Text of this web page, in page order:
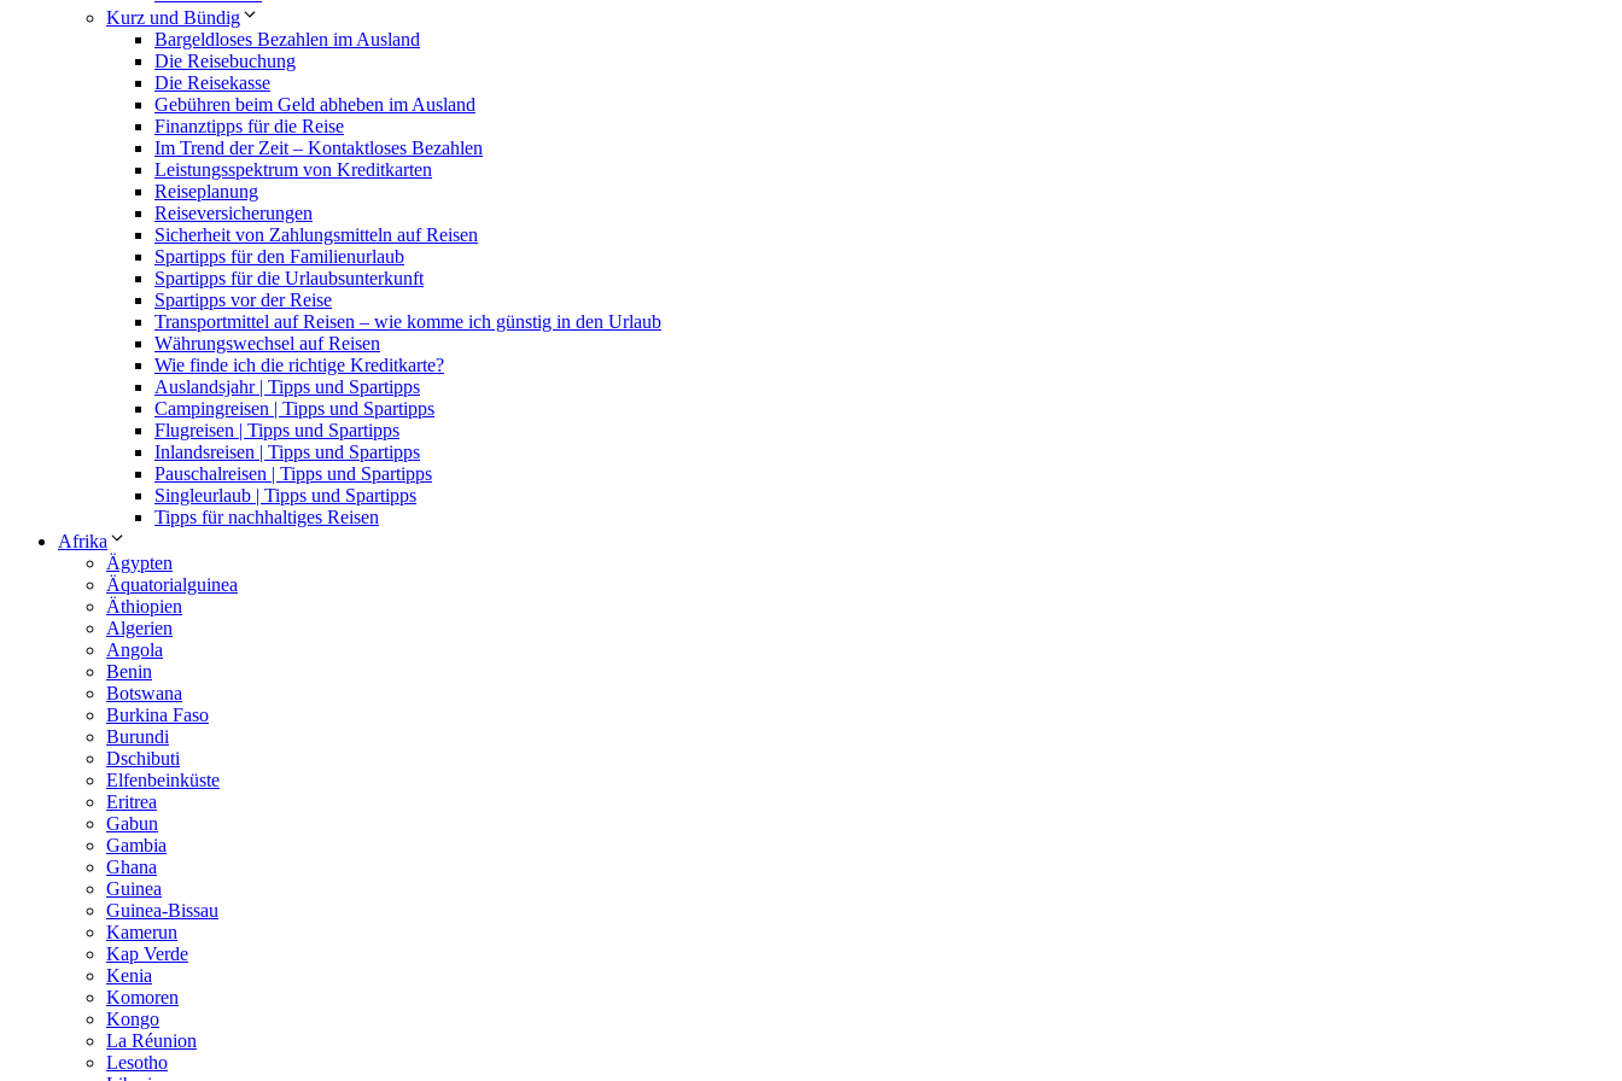
Kurz und Bündig
Bargeldloses Bezahlen im Ausland
Die Reisebuchung
Die Reisekasse
Gebühren beim Geld abheben im Ausland
Finanztipps für die Reise
Im Trend der Zeit – Kontaktloses Bezahlen
Leistungsspektrum von Kreditkarten
Reiseplanung
Reiseversicherungen
Sicherheit von Zahlungsmitteln auf Reisen
Spartipps für den Familienurlaub
Spartipps für die Urlaubsunterkunft
Spartipps vor der Reise
Transportmittel auf Reisen – wie komme ich günstig in den Urlaub
Währungswechsel auf Reisen
Wie finde ich die richtige Kreditkarte?
Auslandsjahr | Tipps und Spartipps
Campingreisen | Tipps und Spartipps
Flugreisen | Tipps und Spartipps
Inlandsreisen | Tipps und Spartipps
Pauschalreisen | Tipps und Spartipps
Singleurlaub | Tipps und Spartipps
Tipps für nachhaltiges Reisen
Afrika
Ägypten
Äquatorialguinea
Äthiopien
Algerien
Angola
Benin
Botswana
Burkina Faso
Burundi
Dschibuti
Elfenbeinküste
Eritrea
Gabun
Gambia
Ghana
Guinea
Guinea-Bissau
Kamerun
Kap Verde
Kenia
Komoren
Kongo
La Réunion
Lesotho